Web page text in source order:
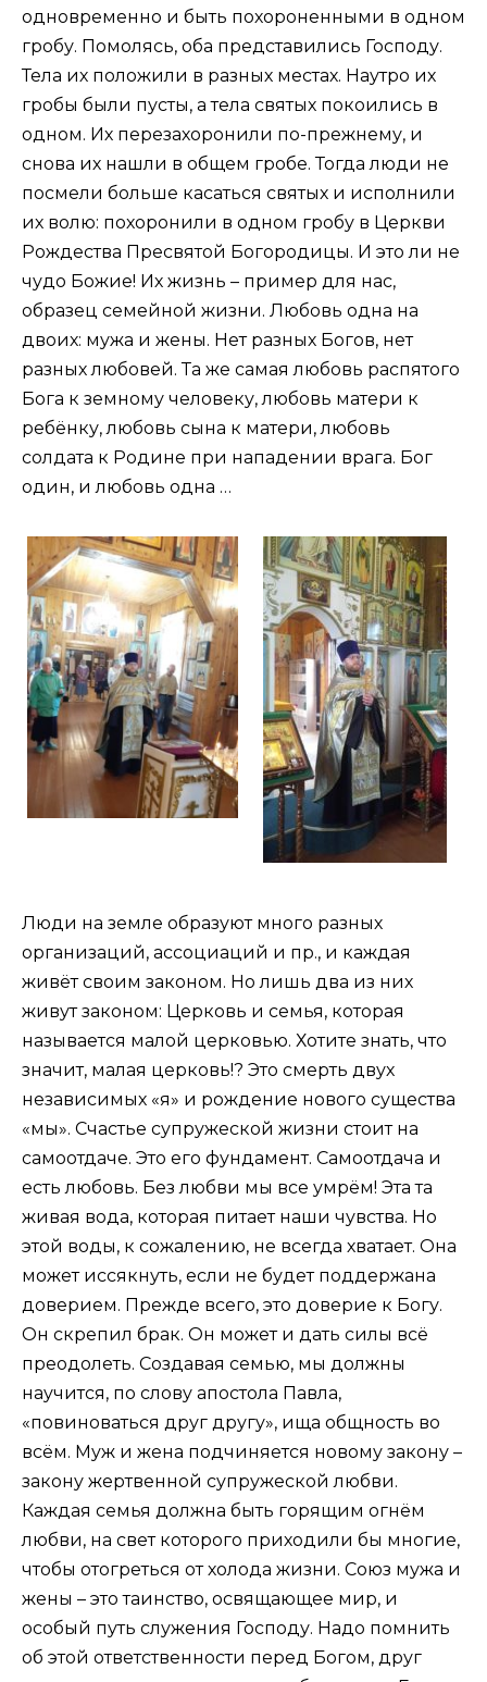
одновременно и быть похороненными в одном
гробу. Помолясь, оба представились Господу.
Тела их положили в разных местах. Наутро их
гробы были пусты, а тела святых покоились в
одном. Их перезахоронили по-прежнему, и
снова их нашли в общем гробе. Тогда люди не
посмели больше касаться святых и исполнили
их волю: похоронили в одном гробу в Церкви
Рождества Пресвятой Богородицы. И это ли не
чудо Божие! Их жизнь – пример для нас,
образец семейной жизни. Любовь одна на
двоих: мужа и жены. Нет разных Богов, нет
разных любовей. Та же самая любовь распятого
Бога к земному человеку, любовь матери к
ребёнку, любовь сына к матери, любовь
солдата к Родине при нападении врага. Бог
один, и любовь одна …
Люди на земле образуют много разных
организаций, ассоциаций и пр., и каждая
живёт своим законом. Но лишь два из них
живут законом: Церковь и семья, которая
называется малой церковью. Хотите знать, что
значит, малая церковь!? Это смерть двух
независимых «я» и рождение нового существа
«мы». Счастье супружеской жизни стоит на
самоотдаче. Это его фундамент. Самоотдача и
есть любовь. Без любви мы все умрём! Эта та
живая вода, которая питает наши чувства. Но
этой воды, к сожалению, не всегда хватает. Она
может иссякнуть, если не будет поддержана
доверием. Прежде всего, это доверие к Богу.
Он скрепил брак. Он может и дать силы всё
преодолеть. Создавая семью, мы должны
научится, по слову апостола Павла,
«повиноваться друг другу», ища общность во
всём. Муж и жена подчиняется новому закону –
закону жертвенной супружеской любви.
Каждая семья должна быть горящим огнём
любви, на свет которого приходили бы многие,
чтобы отогреться от холода жизни. Союз мужа и
жены – это таинство, освящающее мир, и
особый путь служения Господу. Надо помнить
об этой ответственности перед Богом, друг